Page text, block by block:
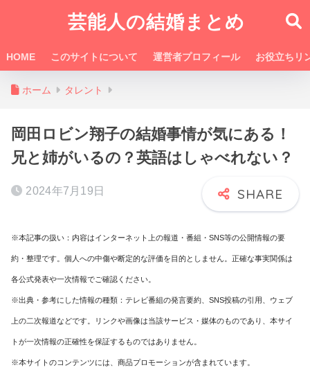
芸能人の結婚まとめ
HOME このサイトについて 運営者プロフィール お役立ちリ
ホーム タレント
岡田ロビン翔子の結婚事情が気にある！
兄と姉がいるの？英語はしゃべれない？
2024年7月19日
※本記事の扱い：内容はインターネット上の報道・番組・SNS等の公開情報の要
約・整理です。個人への中傷や断定的な評価を目的としません。正確な事実関係は
各公式発表や一次情報でご確認ください。
※出典・参考にした情報の種類：テレビ番組の発言要約、SNS投稿の引用、ウェブ
上の二次報道などです。リンクや画像は当該サービス・媒体のものであり、本サイ
トが一次情報の正確性を保証するものではありません。
※本サイトのコンテンツには、商品プロモーションが含まれています。